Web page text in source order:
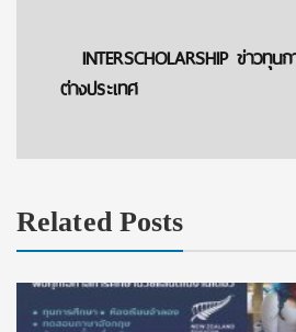
INTERSCHOLARSHIP ข่าวทุ
ต่างประเทศ
Related Posts